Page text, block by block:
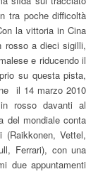
tra poche difficoltà
la vittoria in Cina
rosso a dieci sigilli,
e riducendo il
su questa pista,
il 14 marzo 2010
rosso davanti al
del mondiale conta
Vettel,
Ferrari), con una
due appuntamenti